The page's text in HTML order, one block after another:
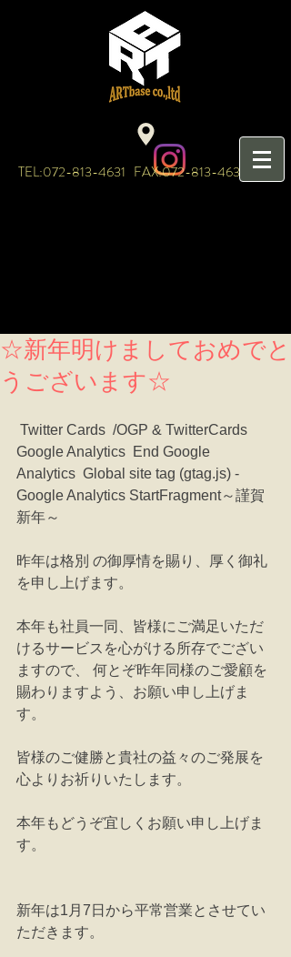
TEL:072-813-4631 FAX:072-813-4632
☆新年明けましておめでと
うございます☆
Google Analytics  End Google
Analytics  Global site tag (gtag.js) -
Google Analytics StartFragment～謹賀
新年～
昨年は格別 の御厚情を賜り、厚く御礼
を申し上げます。
本年も社員一同、皆様にご満足いただ
けるサービスを心がける所存でござい
ますので、 何とぞ昨年同様のご愛顧を
賜わりますよう、お願い申し上げま
す。
皆様のご健勝と貴社の益々のご発展を
心よりお祈りいたします。
本年もどうぞ宜しくお願い申し上げま
す。
新年は1月7日から平常営業とさせてい
ただきます。